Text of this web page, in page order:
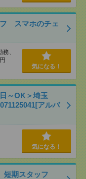
フ スマホのチェ
、
気になる！
～OK＞埼玉
アルバ
気になる！
短期スタッフ